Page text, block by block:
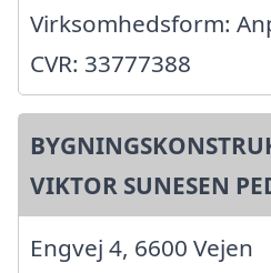
Virksomhedsform:
CVR: 33777388
VIKTOR SUNESEN
Engvej 4, 6600 Vejen